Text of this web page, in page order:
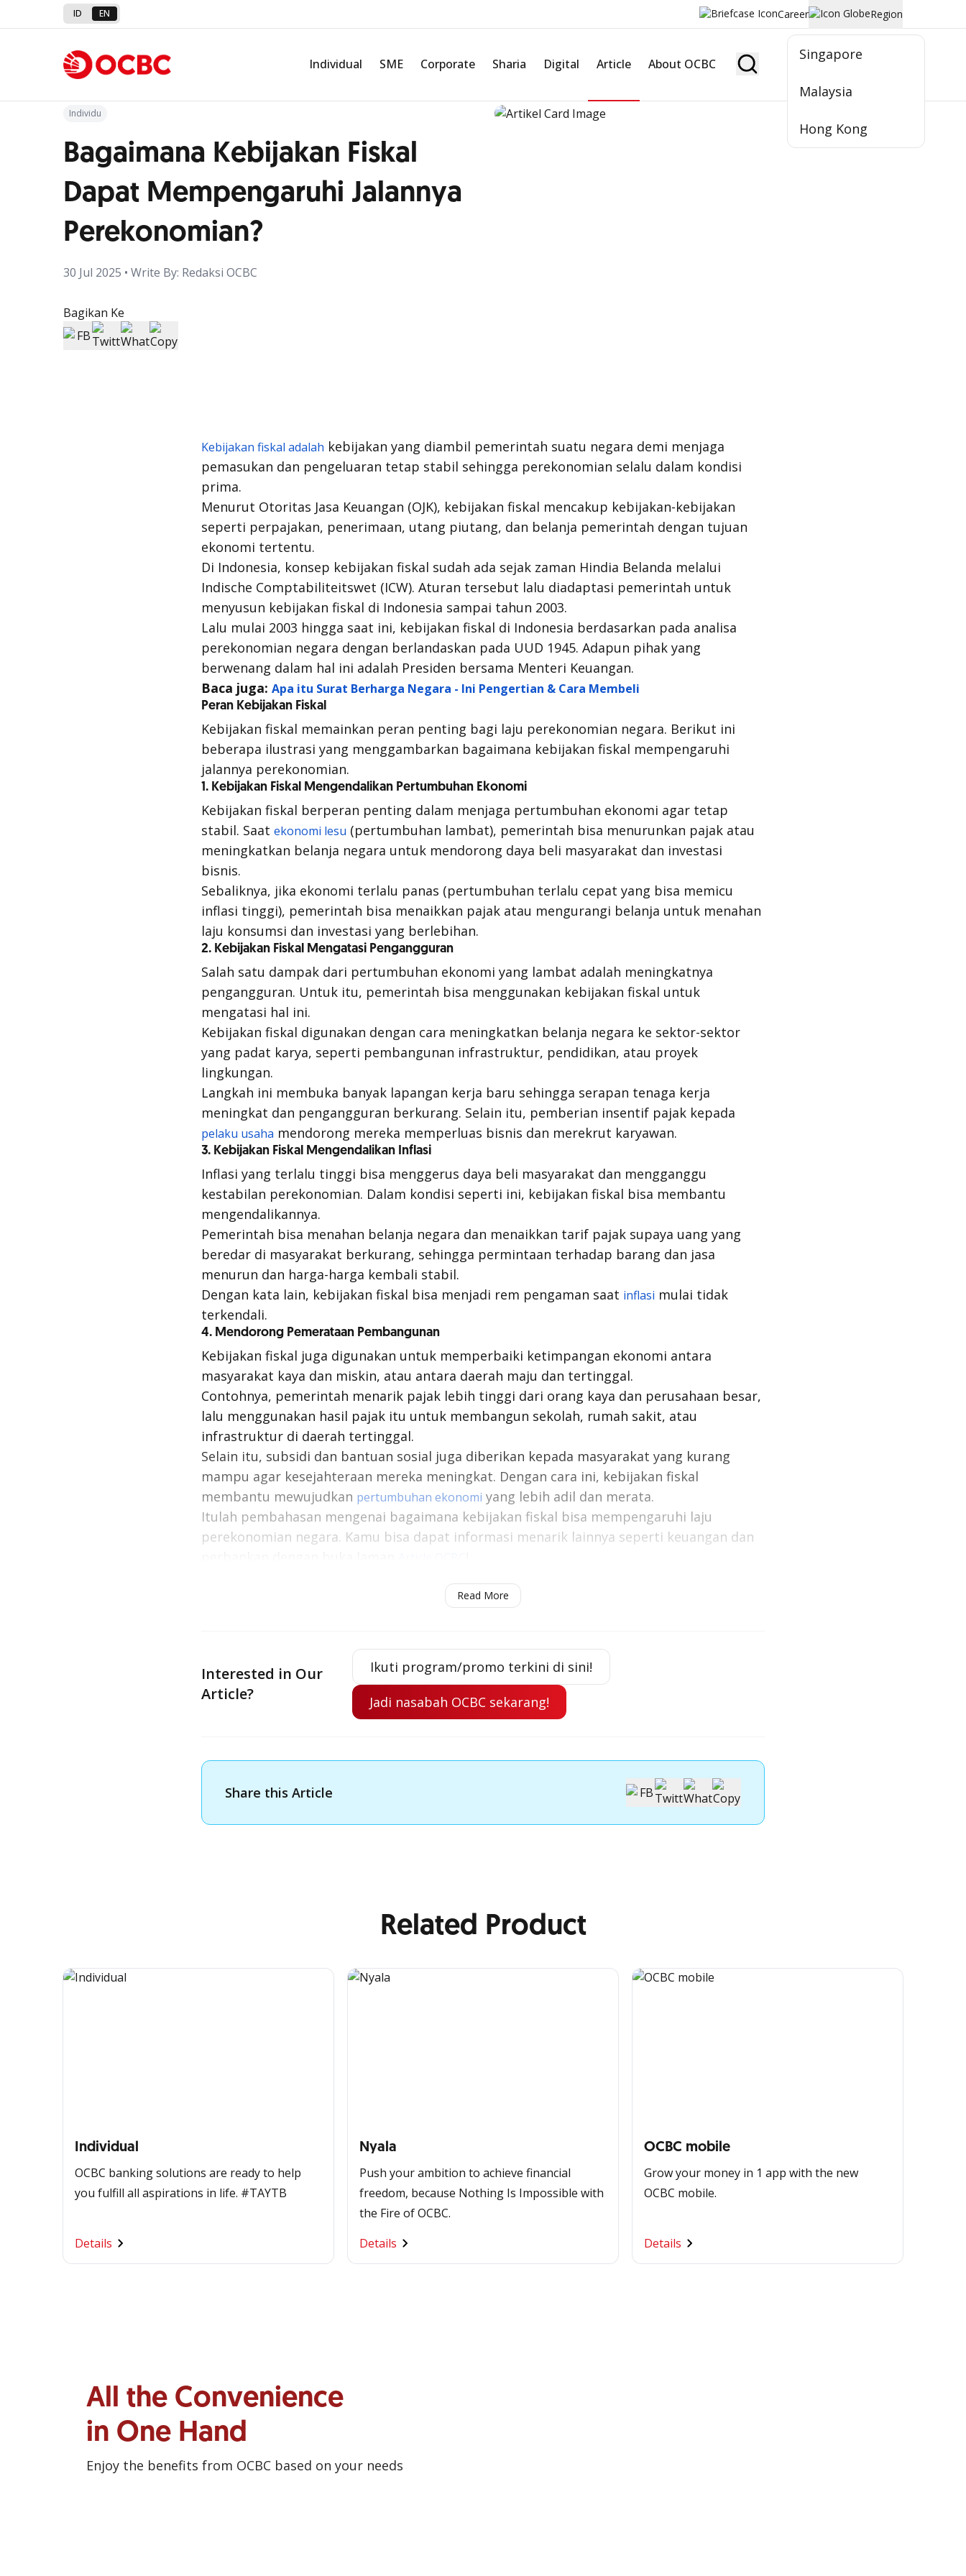
ID EN Career Region
Singapore
Malaysia
Hong Kong
Individual SME Corporate Sharia Digital Article About OCBC Become Member
Back to Article
Individu
Bagaimana Kebijakan Fiskal
Dapat Mempengaruhi Jalannya
Perekonomian?
30 Jul 2025 • Write By: Redaksi OCBC
Bagikan Ke
Kebijakan fiskal adalah kebijakan yang diambil pemerintah suatu negara demi menjaga
pemasukan dan pengeluaran tetap stabil sehingga perekonomian selalu dalam kondisi
prima.
Menurut Otoritas Jasa Keuangan (OJK), kebijakan fiskal mencakup kebijakan-kebijakan
seperti perpajakan, penerimaan, utang piutang, dan belanja pemerintah dengan tujuan
ekonomi tertentu.
Di Indonesia, konsep kebijakan fiskal sudah ada sejak zaman Hindia Belanda melalui
Indische Comptabiliteitswet (ICW). Aturan tersebut lalu diadaptasi pemerintah untuk
menyusun kebijakan fiskal di Indonesia sampai tahun 2003.
Lalu mulai 2003 hingga saat ini, kebijakan fiskal di Indonesia berdasarkan pada analisa
perekonomian negara dengan berlandaskan pada UUD 1945. Adapun pihak yang
berwenang dalam hal ini adalah Presiden bersama Menteri Keuangan.
Baca juga: Apa itu Surat Berharga Negara - Ini Pengertian & Cara Membeli
Peran Kebijakan Fiskal
Kebijakan fiskal memainkan peran penting bagi laju perekonomian negara. Berikut ini
beberapa ilustrasi yang menggambarkan bagaimana kebijakan fiskal mempengaruhi
jalannya perekonomian.
1. Kebijakan Fiskal Mengendalikan Pertumbuhan Ekonomi
Kebijakan fiskal berperan penting dalam menjaga pertumbuhan ekonomi agar tetap
stabil. Saat ekonomi lesu (pertumbuhan lambat), pemerintah bisa menurunkan pajak atau
meningkatkan belanja negara untuk mendorong daya beli masyarakat dan investasi
bisnis.
Sebaliknya, jika ekonomi terlalu panas (pertumbuhan terlalu cepat yang bisa memicu
inflasi tinggi), pemerintah bisa menaikkan pajak atau mengurangi belanja untuk menahan
laju konsumsi dan investasi yang berlebihan.
2. Kebijakan Fiskal Mengatasi Pengangguran
Salah satu dampak dari pertumbuhan ekonomi yang lambat adalah meningkatnya
pengangguran. Untuk itu, pemerintah bisa menggunakan kebijakan fiskal untuk
mengatasi hal ini.
Kebijakan fiskal digunakan dengan cara meningkatkan belanja negara ke sektor-sektor
yang padat karya, seperti pembangunan infrastruktur, pendidikan, atau proyek
lingkungan.
Langkah ini membuka banyak lapangan kerja baru sehingga serapan tenaga kerja
meningkat dan pengangguran berkurang. Selain itu, pemberian insentif pajak kepada
pelaku usaha mendorong mereka memperluas bisnis dan merekrut karyawan.
3. Kebijakan Fiskal Mengendalikan Inflasi
Inflasi yang terlalu tinggi bisa menggerus daya beli masyarakat dan mengganggu
kestabilan perekonomian. Dalam kondisi seperti ini, kebijakan fiskal bisa membantu
mengendalikannya.
Pemerintah bisa menahan belanja negara dan menaikkan tarif pajak supaya uang yang
beredar di masyarakat berkurang, sehingga permintaan terhadap barang dan jasa
menurun dan harga-harga kembali stabil.
Dengan kata lain, kebijakan fiskal bisa menjadi rem pengaman saat inflasi mulai tidak
terkendali.
4. Mendorong Pemerataan Pembangunan
Kebijakan fiskal juga digunakan untuk memperbaiki ketimpangan ekonomi antara
masyarakat kaya dan miskin, atau antara daerah maju dan tertinggal.
Contohnya, pemerintah menarik pajak lebih tinggi dari orang kaya dan perusahaan besar,
lalu menggunakan hasil pajak itu untuk membangun sekolah, rumah sakit, atau
infrastruktur di daerah tertinggal.
Selain itu, subsidi dan bantuan sosial juga diberikan kepada masyarakat yang kurang
mampu agar kesejahteraan mereka meningkat. Dengan cara ini, kebijakan fiskal
membantu mewujudkan pertumbuhan ekonomi yang lebih adil dan merata.
Itulah pembahasan mengenai bagaimana kebijakan fiskal bisa mempengaruhi laju
perekonomian negara. Kamu bisa dapat informasi menarik lainnya seperti keuangan dan
Read More
Interested in Our
Article?
Ikuti program/promo terkini di sini!
Jadi nasabah OCBC sekarang!
Share this Article
Related Product
Individual
OCBC banking solutions are ready to help
you fulfill all aspirations in life. #TAYTB
Details
Nyala
Push your ambition to achieve financial
freedom, because Nothing Is Impossible with
the Fire of OCBC.
Details
OCBC mobile
Grow your money in 1 app with the new
OCBC mobile.
Details
All the Convenience
in One Hand
Enjoy the benefits from OCBC based on your needs